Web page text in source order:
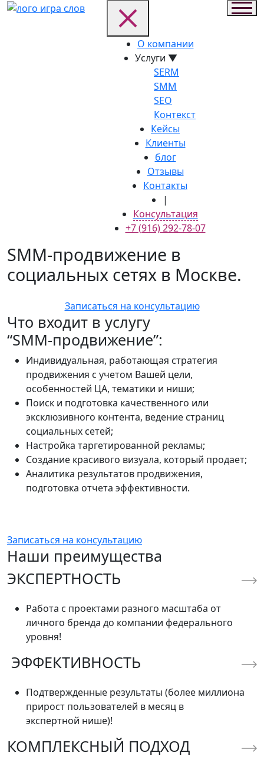
О компании
Услуги ▼
SERM
SMM
SEO
Контекст
Кейсы
Клиенты
блог
Отзывы
Контакты
|
Консультация
+7 (916) 292-78-07
SMM-продвижение в
социальных сетях в Москве.
Записаться на консультацию
Что входит в услугу
“SMM-продвижение”:
Индивидуальная, работающая стратегия
продвижения с учетом Вашей цели,
особенностей ЦА, тематики и ниши;
Поиск и подготовка качественного или
эксклюзивного контента, ведение страниц
социальных сетей;
Настройка таргетированной рекламы;
Создание красивого визуала, который продает;
Аналитика результатов продвижения,
подготовка отчета эффективности.
Записаться на консультацию
Наши преимущества
ЭКСПЕРТНОСТЬ
Работа с проектами разного масштаба от
личного бренда до компании федерального
уровня!
ЭФФЕКТИВНОСТЬ
Подтвержденные результаты (более миллиона
прирост пользователей в месяц в
экспертной нише)!
КОМПЛЕКСНЫЙ ПОДХОД